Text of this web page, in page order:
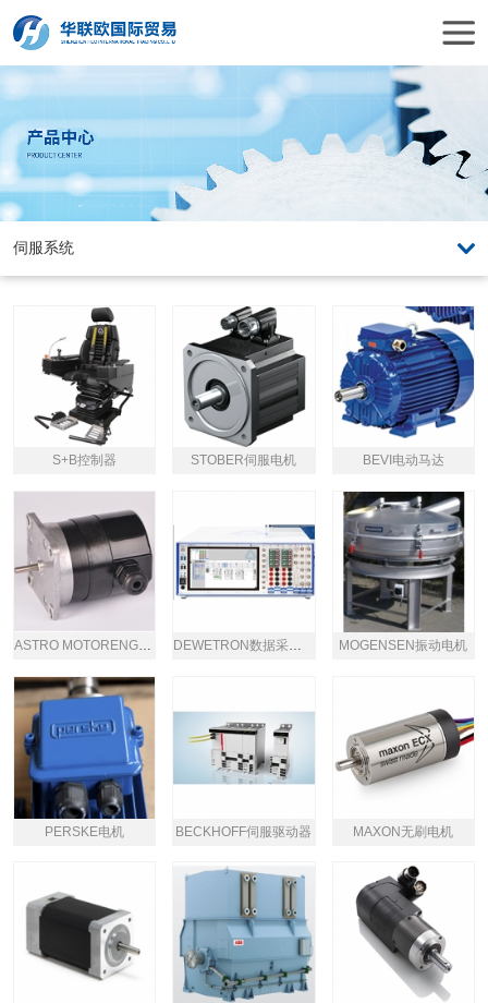
S+B控制器 STOBER伺服电机 BEVI电动马达
ASTRO MOTORENGESELLSCHAFT伺服电机 DEWETRON数据采集系统 MOGENSEN振动电机
PERSKE电机 BECKHOFF伺服驱动器 MAXON无刷电机